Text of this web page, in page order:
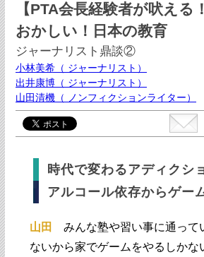
【PTA会長経験者が吠え
おかしい！日本の教育
ジャーナリスト鼎談②
小林美希 （ ジャーナリスト）
出井康博 （ ジャーナリスト）
山田清機 （ ノンフィクションライター）
時代で変わるアディクシ
アルコール依存からゲー
山田
みんな塾や習い事に通って
ないから家でゲームをやるしか